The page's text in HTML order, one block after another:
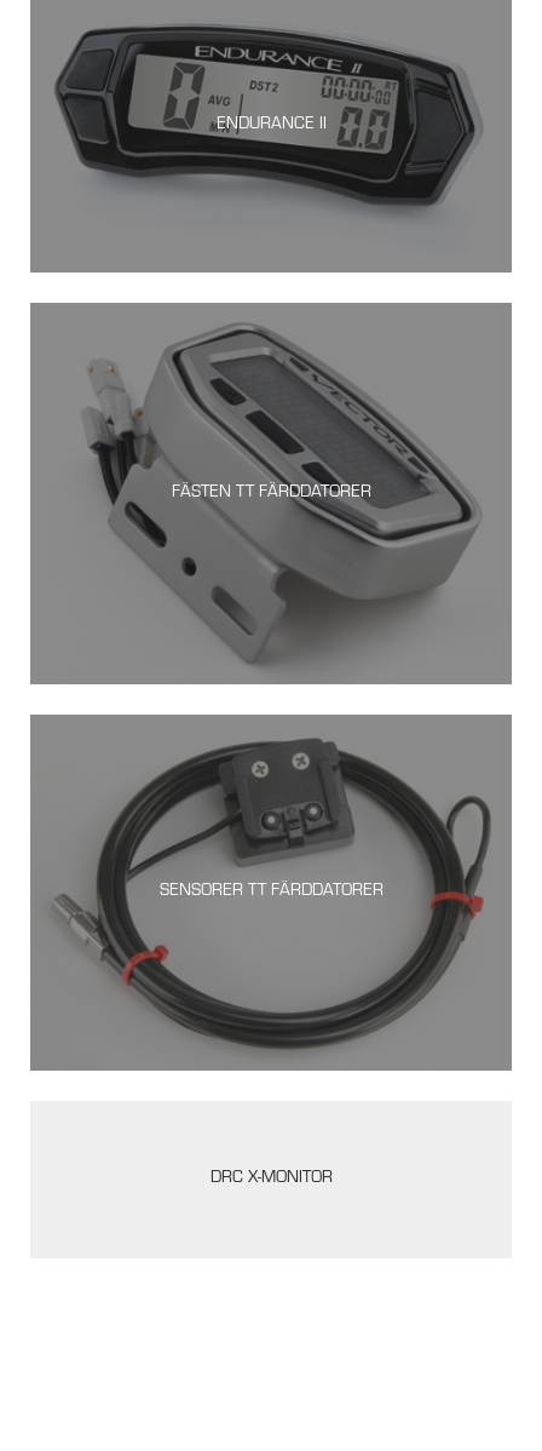
ENDURANCE II
FÄSTEN TT FÄRDDATORER
SENSORER TT FÄRDDATORER
DRC X-MONITOR